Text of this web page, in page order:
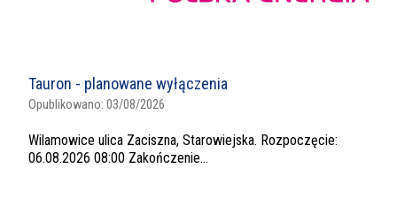
Tauron - planowane wyłączenia
Opublikowano: 03/08/2026
Wilamowice ulica Zaciszna, Starowiejska. Rozpoczęcie:
06.08.2026 08:00 Zakończenie...